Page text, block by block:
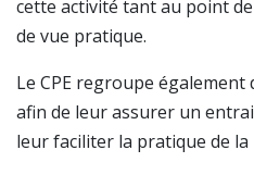
cette activité tant au point
de vue pratique.
Le CPE regroupe
afin de leur assurer un
leur faciliter la pratique de